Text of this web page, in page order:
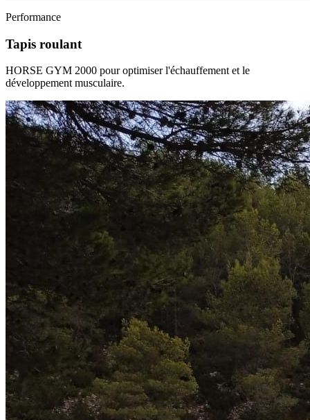
Performance
Tapis roulant
HORSE GYM 2000 pour optimiser l'échauffement et le
développement musculaire.